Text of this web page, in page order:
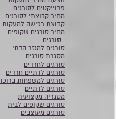
פרוייקטים לסורגים
מחיר קבוצתי לסורגים
קבוצת רכישה למעקות
מחיר סורגים שקופים
+סורגים
סורגים למגזר הדתי
מסגרת סורגים
סורגים לחרדים
סורגים לדתיים חרדים
סורגים למשפחות
סורגים לדתיים
מסגריה מקצועית
סורגים שקופים לבית
סורגים מעוצבים